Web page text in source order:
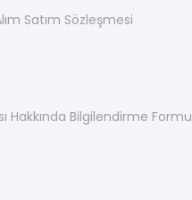
Satım Sözleşmesi
Hakkında Bilgilendirme Formu